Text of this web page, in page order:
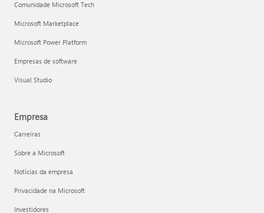
Comunidade Microsoft Tech
Microsoft Marketplace
Microsoft Power Platform
Empresas de software
Visual Studio
Empresa
Carreiras
Sobre a Microsoft
Notícias da empresa
Privacidade na Microsoft
Investidores